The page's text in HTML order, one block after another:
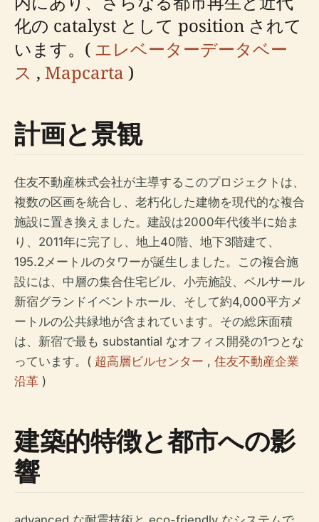
化の catalyst として position されて
います。( エレベーターデータベー
ス , Mapcarta )
計画と景観
住友不動産株式会社が主導するこのプロジェクトは、
複数の区画を統合し、老朽化した建物を現代的な複合
施設に置き換えました。建設は2000年代後半に始ま
り、2011年に完了し、地上40階、地下3階建て、
195.2メートルのタワーが誕生しました。この複合施
設には、中層の集合住宅ビル、小売施設、ベルサール
新宿グランドイベントホール、そして約4,000平方メ
ートルの公共緑地が含まれています。その総床面積
は、新宿で最も substantial なオフィス開発の1つとな
っています。( 超高層ビルセンター , 住友不動産企業
沿革 )
建築的特徴と都市への影
響